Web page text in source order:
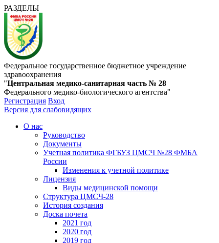
РАЗДЕЛЫ
Федеральное государственное бюджетное учреждение
здравоохранения
"Центральная медико-санитарная часть № 28
Федерального медико-биологического агентства"
Регистрация Вход
Версия для слабовидящих
О нас
Руководство
Документы
Учетная политика ФГБУЗ ЦМСЧ №28 ФМБА
России
Изменения к учетной политике
Лицензия
Виды медицинской помощи
Структура ЦМСЧ-28
История создания
Доска почета
2021 год
2020 год
2019 год